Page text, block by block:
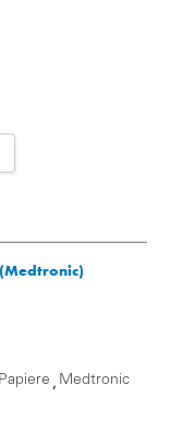
(Medtronic)
, Medtronic